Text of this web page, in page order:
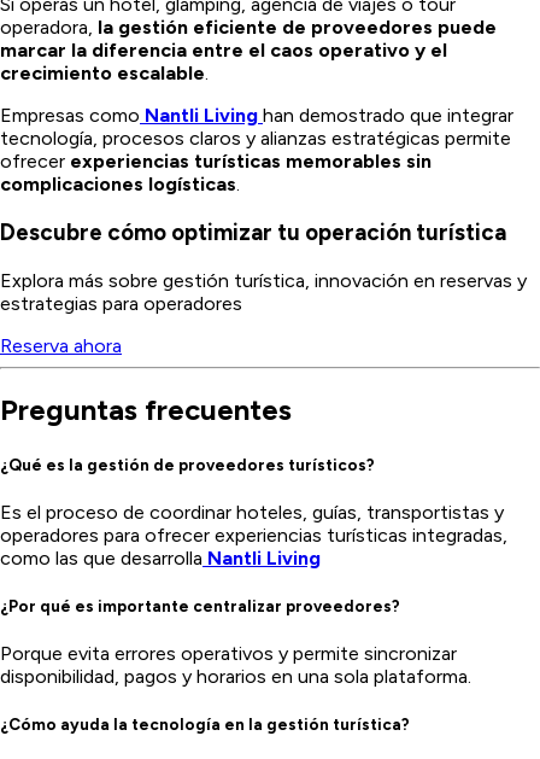
operadora, la gestión eficiente de proveedores puede
marcar la diferencia entre el caos operativo y el
crecimiento escalable.
Empresas como Nantli Living han demostrado que integrar
tecnología, procesos claros y alianzas estratégicas permite
ofrecer experiencias turísticas memorables sin
complicaciones logísticas.
Descubre cómo optimizar tu operación turística
Explora más sobre gestión turística, innovación en reservas y
estrategias para operadores
Reserva ahora
Preguntas frecuentes
¿Qué es la gestión de proveedores turísticos?
Es el proceso de coordinar hoteles, guías, transportistas y
operadores para ofrecer experiencias turísticas integradas,
como las que desarrolla Nantli Living
¿Por qué es importante centralizar proveedores?
Porque evita errores operativos y permite sincronizar
disponibilidad, pagos y horarios en una sola plataforma.
¿Cómo ayuda la tecnología en la gestión turística?